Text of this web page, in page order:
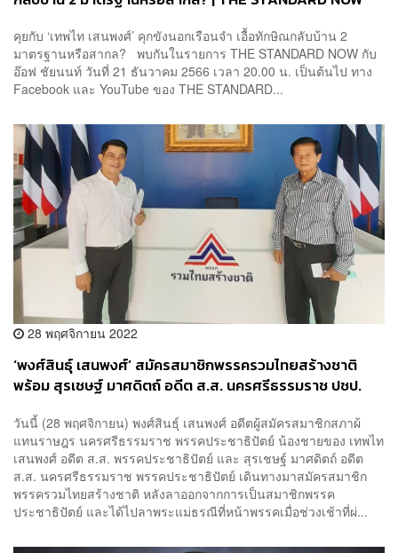
คุยกับ ‘เทพไท เสนพงศ์’ คุกขังนอกเรือนจำ เอื้อทักษิณกลับบ้าน 2
มาตรฐานหรือสากล? พบกันในรายการ THE STANDARD NOW กับ
อ๊อฟ ชัยนนท์ วันที่ 21 ธันวาคม 2566 เวลา 20.00 น. เป็นต้นไป ทาง
Facebook และ YouTube ของ THE STANDARD...
28 พฤศจิกายน 2022
‘พงศ์สินธุ์ เสนพงศ์’ สมัครสมาชิกพรรครวมไทยสร้างชาติ
พร้อม สุรเชษฐ์ มาศดิตถ์ อดีต ส.ส. นครศรีธรรมราช ปชป.
วันนี้ (28 พฤศจิกายน) พงศ์สินธุ์ เสนพงศ์ อดีตผู้สมัครสมาชิกสภาผ้
แทนราษฎร นครศรีธรรมราช พรรคประชาธิปัตย์ น้องชายของ เทพไท
เสนพงศ์ อดีต ส.ส. พรรคประชาธิปัตย์ และ สุรเชษฐ์ มาศดิตถ์ อดีต
ส.ส. นครศรีธรรมราช พรรคประชาธิปัตย์ เดินทางมาสมัครสมาชิก
พรรครวมไทยสร้างชาติ หลังลาออกจากการเป็นสมาชิกพรรค
ประชาธิปัตย์ และได้ไปลาพระแม่ธรณีที่หน้าพรรคเมื่อช่วงเช้าที่ผ่...